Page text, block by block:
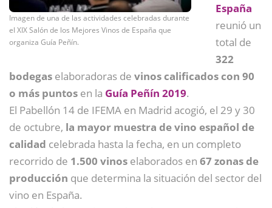
Imagen de una de las actividades celebradas durante
el XIX Salón de los Mejores Vinos de España que
organiza Guía Peñín.
España
reunió un
total de
322
bodegas elaboradoras de vinos calificados con 90
o más puntos en la Guía Peñín 2019.
El Pabellón 14 de IFEMA en Madrid acogió, el 29 y 30
de octubre, la mayor muestra de vino español de
calidad celebrada hasta la fecha, en un completo
recorrido de 1.500 vinos elaborados en 67 zonas de
producción que determina la situación del sector del
vino en España.